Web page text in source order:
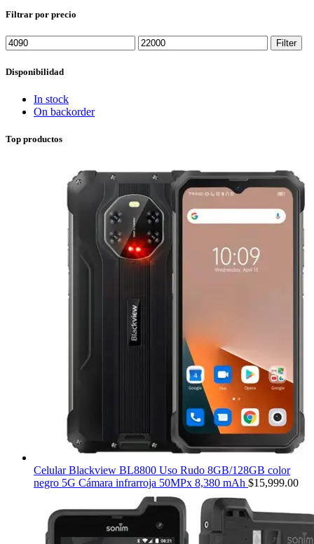
Filtrar por precio
Min
price
Max
price
Filter
Disponibilidad
In stock
On backorder
Top productos
Celular Blackview BL8800 Uso Rudo 8GB/128GB color
negro 5G Cámara infrarroja 50MPx 8,380 mAh $15,999.00